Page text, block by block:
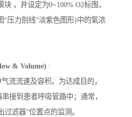
，并设定为0~100% O2标围，
“压力剖线”淡紫色图形)中的氧浓
& Volume) :
流流速及容积。为达成目的，
接到患者呼吸管路中；通常，
滤器”位置点的监测。